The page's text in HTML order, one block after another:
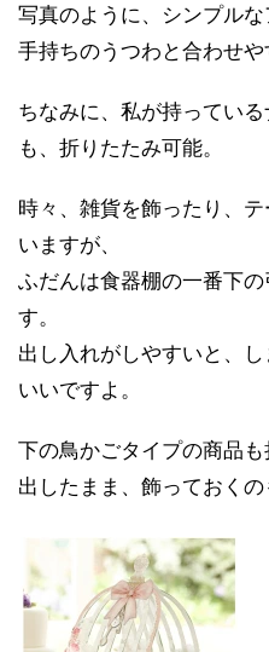
写真のように、シンプルな
手持ちのうつわと合わせや
ちなみに、私が持ってい
も、折りたたみ可能。
時々、雑貨を飾ったり、
いますが、
ふだんは食器棚の一番下
す。
出し入れがしやすいと、
いいですよ。
下の鳥かごタイプの商品も
出したまま、飾っておくの